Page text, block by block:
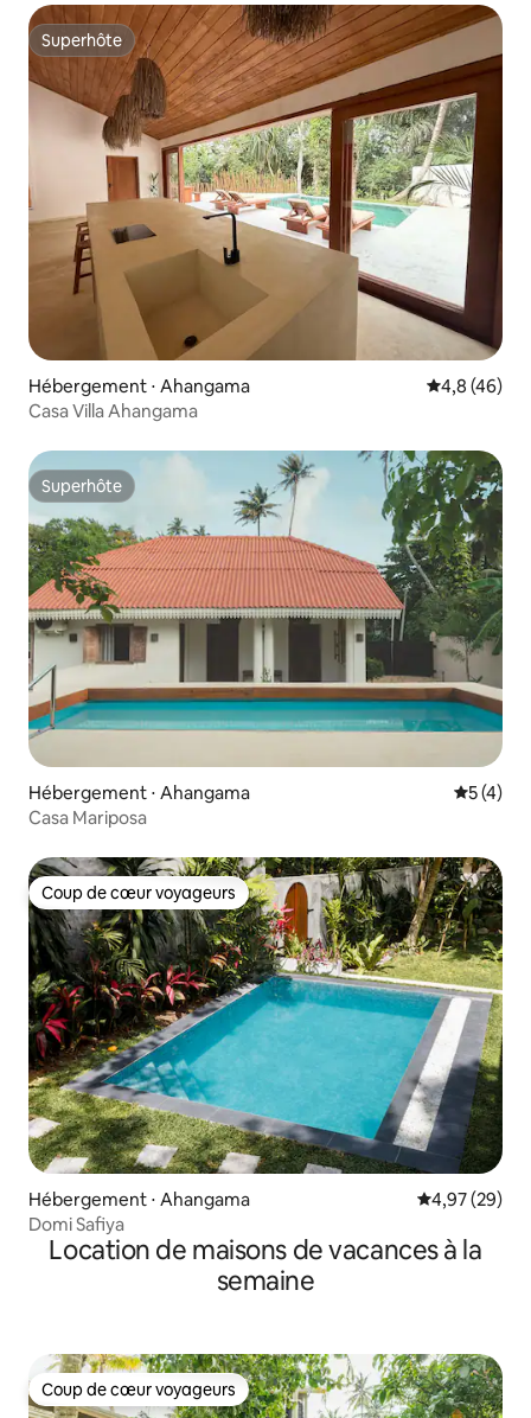
Superhôte
Superhôte
Hébergement ⋅ Ahangama Évaluation
4,8 (46)
Casa Villa Ahangama
Superhôte
Superhôte
Hébergement ⋅ Ahangama
5 (4)
Casa Mariposa
Coup de cœur voyageurs
Coup de cœur voyageurs
Hébergement ⋅ Ahangama Évaluation
4,97 (29)
Domi Safiya
Location de maisons de vacances à la
semaine
Coup de cœur voyageurs
Coup de cœur voyageurs